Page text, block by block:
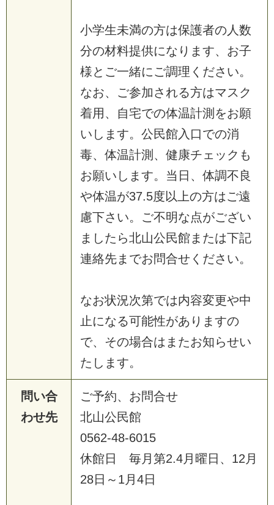
小学生未満の方は保護者の 人数
分の材料提供にな り ま す、 お子
様と ご一緒にご調理 く ださ い。
なお、 ご参加さ れる方はマ ス ク
着用、 自宅での体温計測 をお願
い し ま す。 公民館 入 口での消
毒、 体温計測 、 健康チ ェ ッ ク も
お願い し ま す。 当 日 、 体調不良
や体温が37.5度以 上の方はご遠
慮下さ い。 ご不明な点がござい
ま した ら北山公民館 ま たは下記
連絡先ま でお問合せ く ださ い。
なお状況次第では内容変更や中
止になる可能性があ り ま すの
で、 その場合は ま たお知 らせい
た し ま す。
問い合
わせ先
ご予約、 お問合せ
北山公民館
0562-48-6015
休館日 毎月第2.4月 曜日 、 12 月
28日 ～ 1 月4日